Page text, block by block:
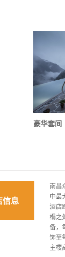
豪华套间
信息
南昌
中最
酒店
榻之
备，
饰至
主楼